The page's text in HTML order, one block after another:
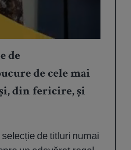
de
de cele mai
din fericire, și
de titluri numai